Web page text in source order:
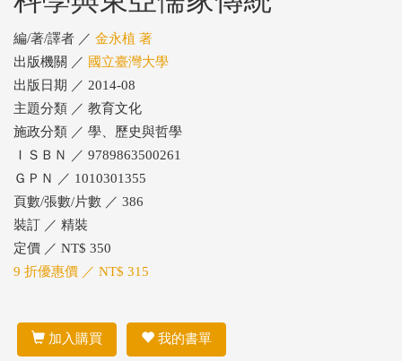
編/著/譯者 ／ 金永植 著
出版機關 ／ 國立臺灣大學
出版日期 ／ 2014-08
主題分類 ／ 教育文化
施政分類 ／ 學、歷史與哲學
ＩＳＢＮ ／ 9789863500261
ＧＰＮ ／ 1010301355
頁數/張數/片數 ／ 386
裝訂 ／ 精裝
定價 ／ NT$ 350
9 折優惠價 ／ NT$ 315
加入購買 我的書單